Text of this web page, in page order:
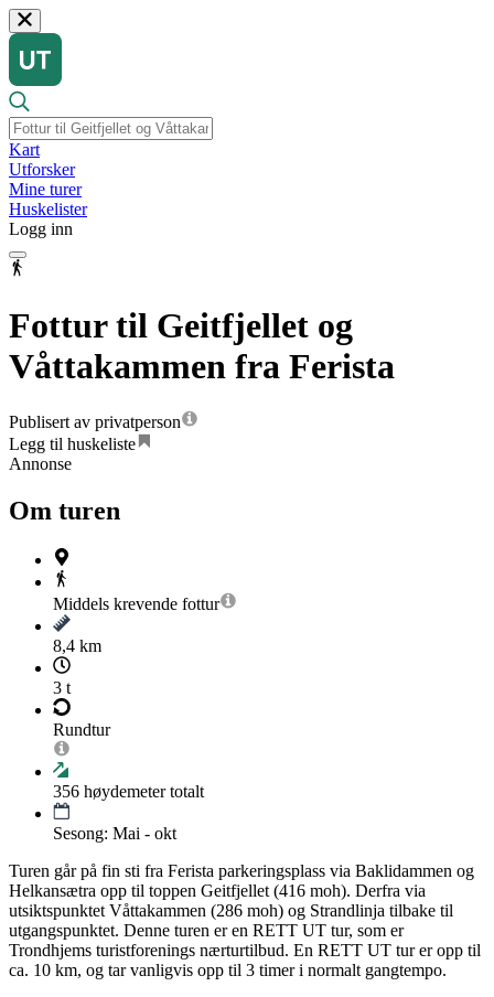
Kart
Utforsker
Mine turer
Huskelister
Logg inn
Fottur til Geitfjellet og
Våttakammen fra Ferista
Publisert av privatperson
Legg til huskeliste
Annonse
Om turen
Middels krevende fottur
8,4 km
3 t
Rundtur
356 høydemeter totalt
Sesong: Mai - okt
Turen går på fin sti fra Ferista parkeringsplass via Baklidammen og
Helkansætra opp til toppen Geitfjellet (416 moh). Derfra via
utsiktspunktet Våttakammen (286 moh) og Strandlinja tilbake til
utgangspunktet. Denne turen er en RETT UT tur, som er
Trondhjems turistforenings nærturtilbud. En RETT UT tur er opp til
ca. 10 km, og tar vanligvis opp til 3 timer i normalt gangtempo.